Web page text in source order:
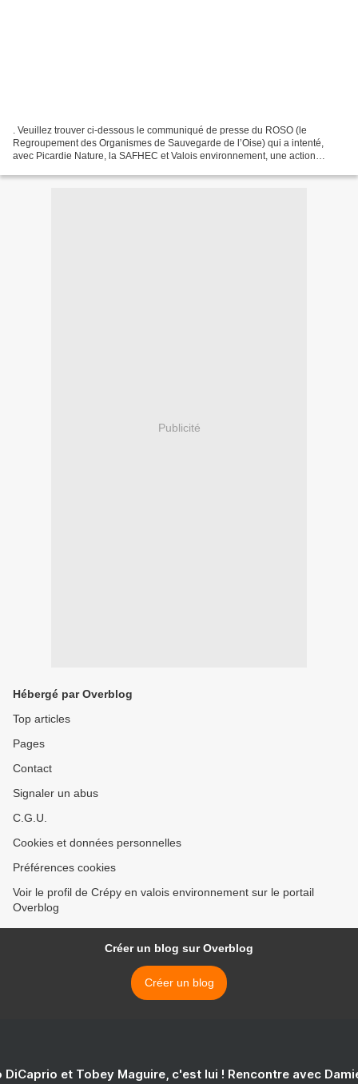
. Veuillez trouver ci-dessous le communiqué de presse du ROSO (le
Regroupement des Organismes de Sauvegarde de l’Oise) qui a intenté,
avec Picardie Nature, la SAFHEC et Valois environnement, une action
Publicité
Hébergé par Overblog
Top articles
Pages
Contact
Signaler un abus
C.G.U.
Cookies et données personnelles
Préférences cookies
Voir le profil de Crépy en valois environnement sur le portail
Overblog
Créer un blog sur Overblog
Créer un blog
DiCaprio et Tobey Maguire, c'est lui ! Rencontre avec